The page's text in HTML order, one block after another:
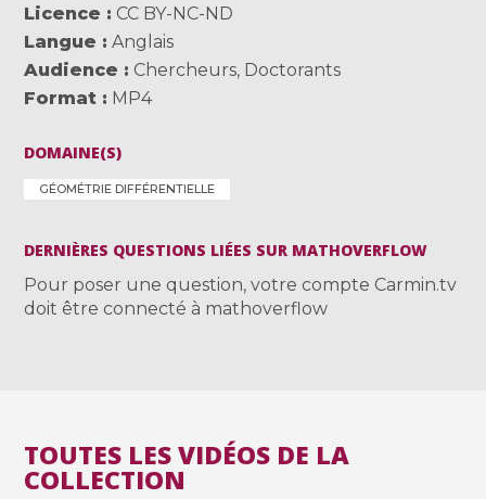
Licence
CC BY-NC-ND
Langue
Anglais
Audience
Chercheurs, Doctorants
Format
MP4
DOMAINE(S)
GÉOMÉTRIE DIFFÉRENTIELLE
DERNIÈRES QUESTIONS LIÉES SUR MATHOVERFLOW
Pour poser une question, votre compte Carmin.tv
doit être connecté à mathoverflow
TOUTES LES VIDÉOS DE LA
COLLECTION